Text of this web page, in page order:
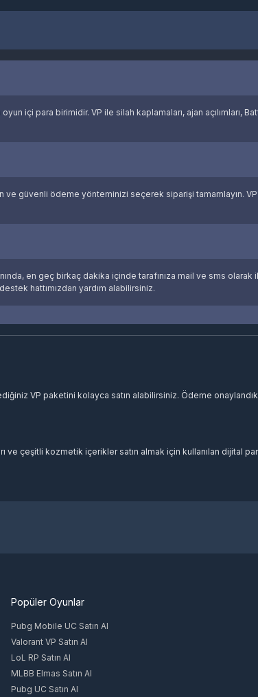
içi para birimidir. VP ile silah kaplamaları, ajan açılımları,
ve güvenli ödeme yönteminizi seçerek siparişi tamamlayın.
en geç birkaç dakika içinde tarafınıza mail ve sms
hattımızdan yardım alabilirsiniz.
Pass, silah arkadaşları, oyuncu kartları ve çeşitli kozmetik
VP paketini kolayca satın alabilirsiniz. Ödeme
ve çeşitli kozmetik içerikler satın almak için kullanılan dijital
Popüler Oyunlar
Pubg Mobile UC Satın Al
Valorant VP Satın Al
LoL RP Satın Al
MLBB Elmas Satın Al
Pubg UC Satın Al